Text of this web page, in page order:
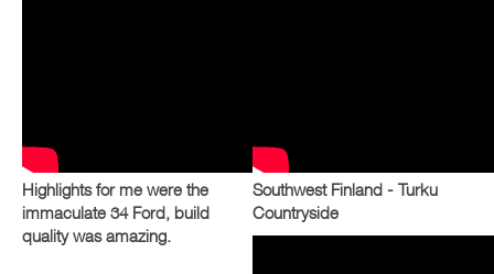
Highlights for me were the
immaculate 34 Ford, build
quality was amazing.
Southwest Finland - Turku
Countryside